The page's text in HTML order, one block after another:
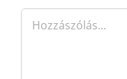
Hozzászólás